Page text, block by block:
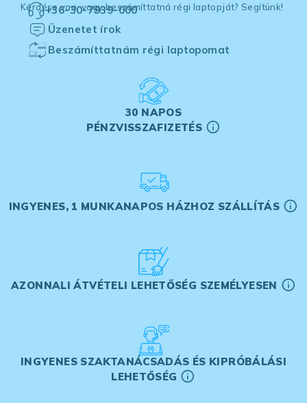
Kérdése van, vagy beszámíttatná régi laptopját? Segítünk!
+36-30-7939-000
Üzenetet írok
Beszámíttatnám régi laptopomat
30 NAPOS
PÉNZVISSZAFIZETÉS
INGYENES, 1 MUNKANAPOS HÁZHOZ SZÁLLÍTÁS
AZONNALI ÁTVÉTELI LEHETŐSÉG SZEMÉLYESEN
INGYENES SZAKTANÁCSADÁS ÉS KIPRÓBÁLÁSI
LEHETŐSÉG